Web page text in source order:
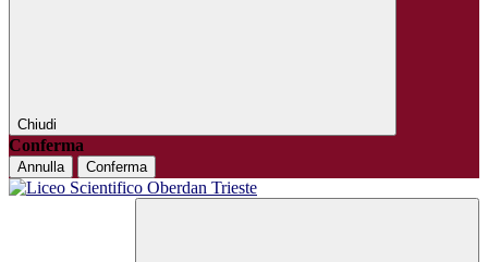
Chiudi
Conferma
Annulla Conferma